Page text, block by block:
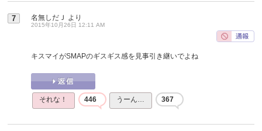
7 名無しだＪ より
2015年10月26日 12:11 AM
キスマイがSMAPのギスギス感を見事引き継いでよね
それな！ 446 うーん… 367